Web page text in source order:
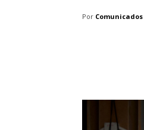
Por Comunicados